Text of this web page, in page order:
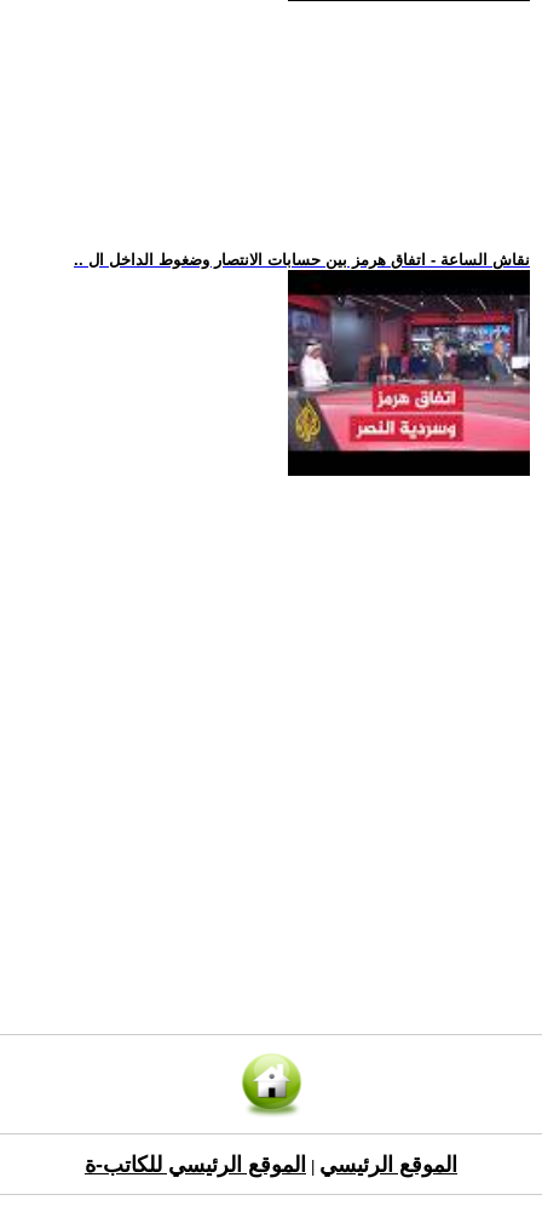
.. نقاش الساعة - اتفاق هرمز بين حسابات الانتصار وضغوط الداخل ال
الموقع الرئيسي الموقع الرئيسي للكاتب-ة